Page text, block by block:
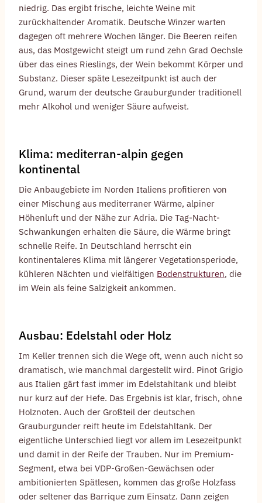
niedrig. Das ergibt frische, leichte Weine mit
zurückhaltender Aromatik. Deutsche Winzer warten
dagegen oft mehrere Wochen länger. Die Beeren reifen
aus, das Mostgewicht steigt um rund zehn Grad Oechsle
über das eines Rieslings, der Wein bekommt Körper und
Substanz. Dieser späte Lesezeitpunkt ist auch der
Grund, warum der deutsche Grauburgunder traditionell
mehr Alkohol und weniger Säure aufweist.
Klima: mediterran-alpin gegen
kontinental
Die Anbaugebiete im Norden Italiens profitieren von
einer Mischung aus mediterraner Wärme, alpiner
Höhenluft und der Nähe zur Adria. Die Tag-Nacht-
Schwankungen erhalten die Säure, die Wärme bringt
schnelle Reife. In Deutschland herrscht ein
kontinentaleres Klima mit längerer Vegetationsperiode,
kühleren Nächten und vielfältigen Bodenstrukturen, die
im Wein als feine Salzigkeit ankommen.
Ausbau: Edelstahl oder Holz
Im Keller trennen sich die Wege oft, wenn auch nicht so
dramatisch, wie manchmal dargestellt wird. Pinot Grigio
aus Italien gärt fast immer im Edelstahltank und bleibt
nur kurz auf der Hefe. Das Ergebnis ist klar, frisch, ohne
Holznoten. Auch der Großteil der deutschen
Grauburgunder reift heute im Edelstahltank. Der
eigentliche Unterschied liegt vor allem im Lesezeitpunkt
und damit in der Reife der Trauben. Nur im Premium-
Segment, etwa bei VDP-Großen-Gewächsen oder
ambitionierten Spätlesen, kommen das große Holzfass
oder seltener das Barrique zum Einsatz. Dann zeigen